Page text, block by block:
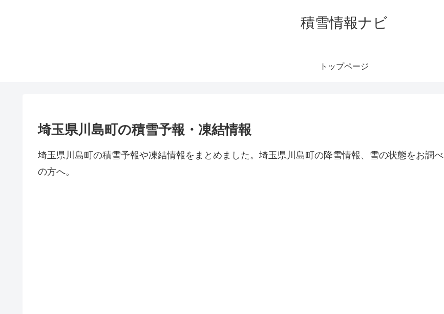
積雪情報ナビ
トップページ
埼玉県川島町の積雪予報・凍結情報
埼玉県川島町の積雪予報や凍結情報をまとめました。埼玉県川島町の降雪情報、雪の状態をお調べ
の方へ。